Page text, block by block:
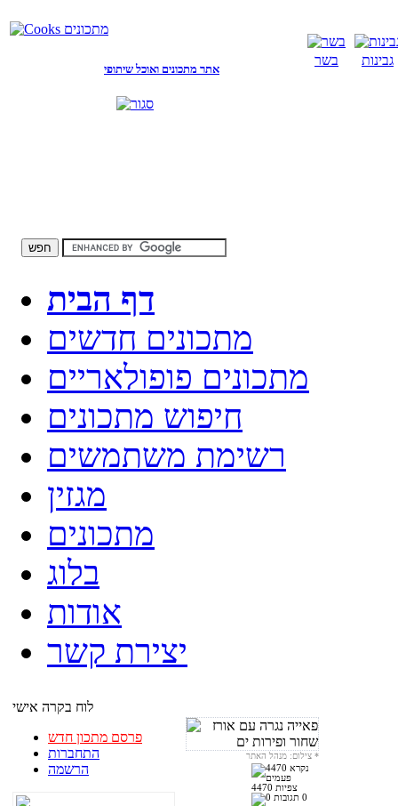
אתר מתכונים ואוכל שיתופי
בשר גבינות
דף הבית
מתכונים חדשים
מתכונים פופולאריים
חיפוש מתכונים
רשימת משתמשים
מגזין
מתכונים
בלוג
אודות
יצירת קשר
לוח בקרה אישי
פרסם מתכון חדש
התחברות
הרשמה
*
4470 צפיות
0